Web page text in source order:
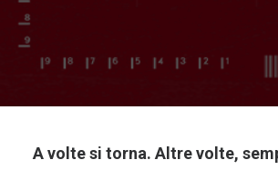
A volte si torna. Altre volte,